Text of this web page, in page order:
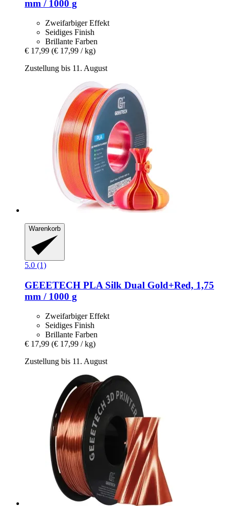
mm / 1000 g
Zweifarbiger Effekt
Seidiges Finish
Brillante Farben
€ 17,99 (€ 17,99 / kg)
Zustellung bis 11. August
Warenkorb
5.0 (1)
GEEETECH PLA Silk Dual Gold+Red, 1,75
mm / 1000 g
Zweifarbiger Effekt
Seidiges Finish
Brillante Farben
€ 17,99 (€ 17,99 / kg)
Zustellung bis 11. August